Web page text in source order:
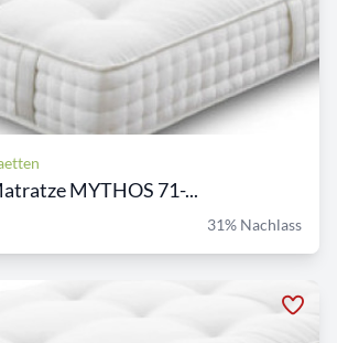
MYTHOS 71-...
31% Nachlass